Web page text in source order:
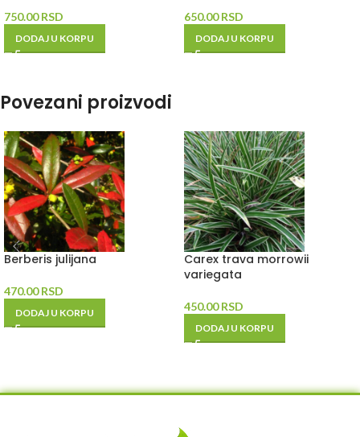
750.00RSD
DODAJ U KORPU
650.00RSD
DODAJ U KORPU
Povezani proizvodi
Berberis julijana
470.00RSD
DODAJ U KORPU
Carex trava morrowii
variegata
450.00RSD
DODAJ U KORPU